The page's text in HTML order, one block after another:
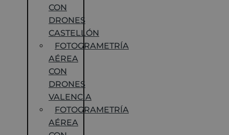
CON
DRONES
CASTELLÓN
FOTOGRAMETRÍA
AÉREA
CON
DRONES
VALENCIA
FOTOGRAMETRÍA
AÉREA